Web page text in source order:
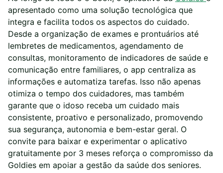
apresentado como uma solução tecnológica que
integra e facilita todos os aspectos do cuidado.
Desde a organização de exames e prontuários até
lembretes de medicamentos, agendamento de
consultas, monitoramento de indicadores de saúde e
comunicação entre familiares, o app centraliza as
informações e automatiza tarefas. Isso não apenas
otimiza o tempo dos cuidadores, mas também
garante que o idoso receba um cuidado mais
consistente, proativo e personalizado, promovendo
sua segurança, autonomia e bem-estar geral. O
convite para baixar e experimentar o aplicativo
gratuitamente por 3 meses reforça o compromisso da
Goldies em apoiar a gestão da saúde dos seniores.